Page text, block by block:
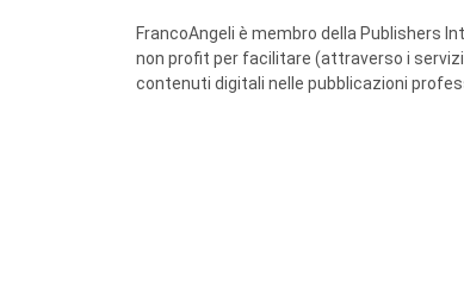
FrancoAngeli è membro della Publishers
non profit per facilitare (attraverso i
contenuti digitali nelle pubblicazioni